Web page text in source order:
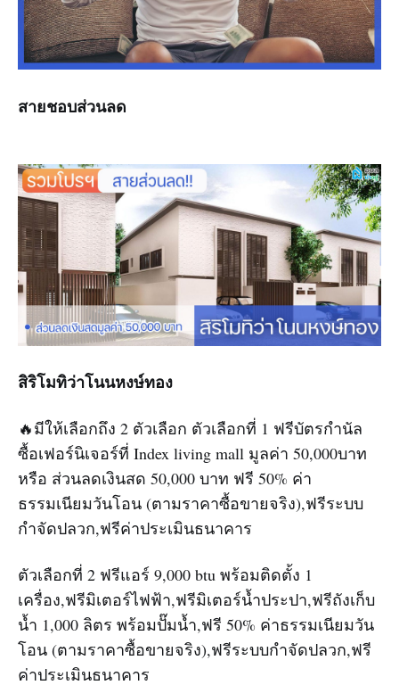
สายชอบส่วนลด
สิริโมทิว่าโนนหงษ์ทอง
🔥มีให้เลือกถึง 2 ตัวเลือก ตัวเลือกที่ 1 ฟรีบัตรกำนัล
ซื้อเฟอร์นิเจอร์ที่ Index living mall มูลค่า 50,000บาท
หรือ ส่วนลดเงินสด 50,000 บาท ฟรี 50% ค่า
ธรรมเนียมวันโอน (ตามราคาซื้อขายจริง),ฟรีระบบ
กำจัดปลวก,ฟรีค่าประเมินธนาคาร
ตัวเลือกที่ 2 ฟรีแอร์ 9,000 btu พร้อมติดตั้ง 1
เครื่อง,ฟรีมิเตอร์ไฟฟ้า,ฟรีมิเตอร์น้ำประปา,ฟรีถังเก็บ
น้ำ 1,000 ลิตร พร้อมปั๊มน้ำ,ฟรี 50% ค่าธรรมเนียมวัน
โอน (ตามราคาซื้อขายจริง),ฟรีระบบกำจัดปลวก,ฟรี
ค่าประเมินธนาคาร